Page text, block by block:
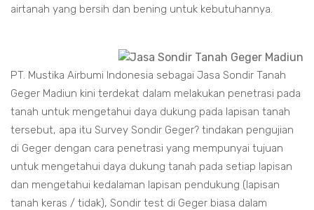
airtanah yang bersih dan bening untuk kebutuhannya.
PT. Mustika Airbumi Indonesia sebagai Jasa Sondir Tanah
Geger Madiun kini terdekat dalam melakukan penetrasi pada
tanah untuk mengetahui daya dukung pada lapisan tanah
tersebut, apa itu Survey Sondir Geger? tindakan pengujian
di Geger dengan cara penetrasi yang mempunyai tujuan
untuk mengetahui daya dukung tanah pada setiap lapisan
dan mengetahui kedalaman lapisan pendukung (lapisan
tanah keras / tidak), Sondir test di Geger biasa dalam